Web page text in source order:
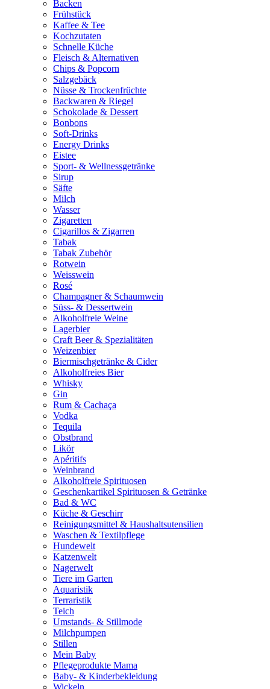
Backen
Frühstück
Kaffee & Tee
Kochzutaten
Schnelle Küche
Fleisch & Alternativen
Chips & Popcorn
Salzgebäck
Nüsse & Trockenfrüchte
Backwaren & Riegel
Schokolade & Dessert
Bonbons
Soft-Drinks
Energy Drinks
Eistee
Sport- & Wellnessgetränke
Sirup
Säfte
Milch
Wasser
Zigaretten
Cigarillos & Zigarren
Tabak
Tabak Zubehör
Rotwein
Weisswein
Rosé
Champagner & Schaumwein
Süss- & Dessertwein
Alkoholfreie Weine
Lagerbier
Craft Beer & Spezialitäten
Weizenbier
Biermischgetränke & Cider
Alkoholfreies Bier
Whisky
Gin
Rum & Cachaça
Vodka
Tequila
Obstbrand
Likör
Apéritifs
Weinbrand
Alkoholfreie Spirituosen
Geschenkartikel Spirituosen & Getränke
Bad & WC
Küche & Geschirr
Reinigungsmittel & Haushaltsutensilien
Waschen & Textilpflege
Hundewelt
Katzenwelt
Nagerwelt
Tiere im Garten
Aquaristik
Terraristik
Teich
Umstands- & Stillmode
Milchpumpen
Stillen
Mein Baby
Pflegeprodukte Mama
Baby- & Kinderbekleidung
Wickeln